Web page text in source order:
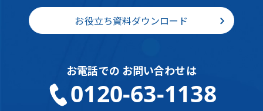
お役立ち資料ダウンロード
お電話での お問い合わせは
0120-63-1138